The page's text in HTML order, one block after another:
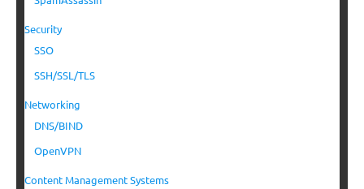
Security
SSO
SSH/SSL/TLS
Networking
DNS/BIND
OpenVPN
Content Management Systems